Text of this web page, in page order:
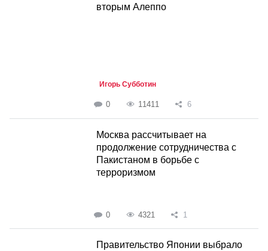
вторым Алеппо
Игорь Субботин
0 11411 6
Москва рассчитывает на
продолжение сотрудничества с
Пакистаном в борьбе с
терроризмом
0 4321 1
Правительство Японии выбрало